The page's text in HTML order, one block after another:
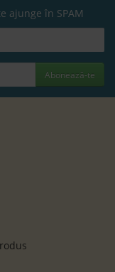
ajunge în SPAM
Abonează-te